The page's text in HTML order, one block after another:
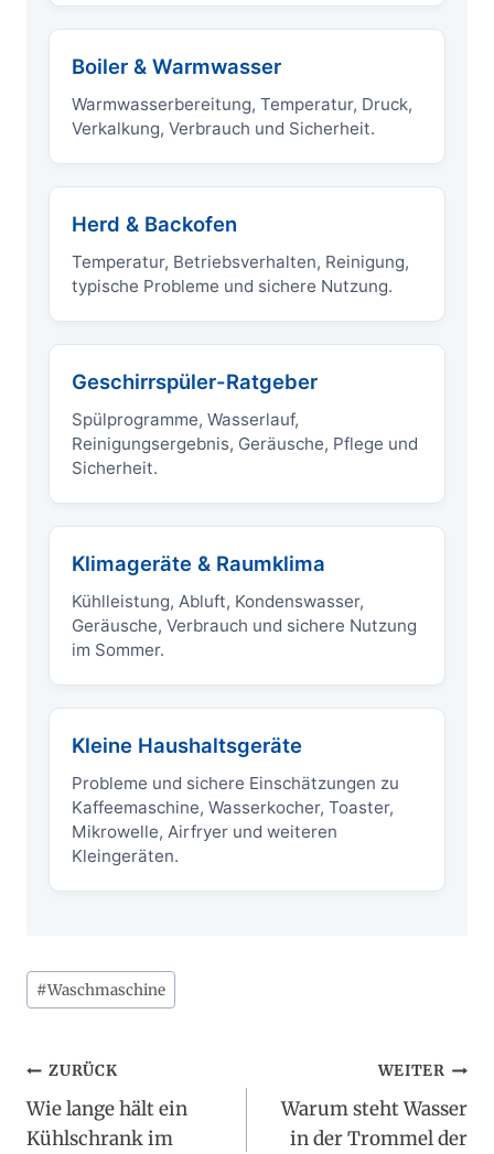
Boiler & Warmwasser
Warmwasserbereitung, Temperatur, Druck,
Verkalkung, Verbrauch und Sicherheit.
Herd & Backofen
Temperatur, Betriebsverhalten, Reinigung,
typische Probleme und sichere Nutzung.
Geschirrspüler-Ratgeber
Spülprogramme, Wasserlauf,
Reinigungsergebnis, Geräusche, Pflege und
Sicherheit.
Klimageräte & Raumklima
Kühlleistung, Abluft, Kondenswasser,
Geräusche, Verbrauch und sichere Nutzung
im Sommer.
Kleine Haushaltsgeräte
Probleme und sichere Einschätzungen zu
Kaffeemaschine, Wasserkocher, Toaster,
Mikrowelle, Airfryer und weiteren
Kleingeräten.
Schlagworte:
#Waschmaschine
Beitragsnavigation
ZURÜCK
Wie lange hält ein
Kühlschrank im
WEITER
Warum steht Wasser
in der Trommel der